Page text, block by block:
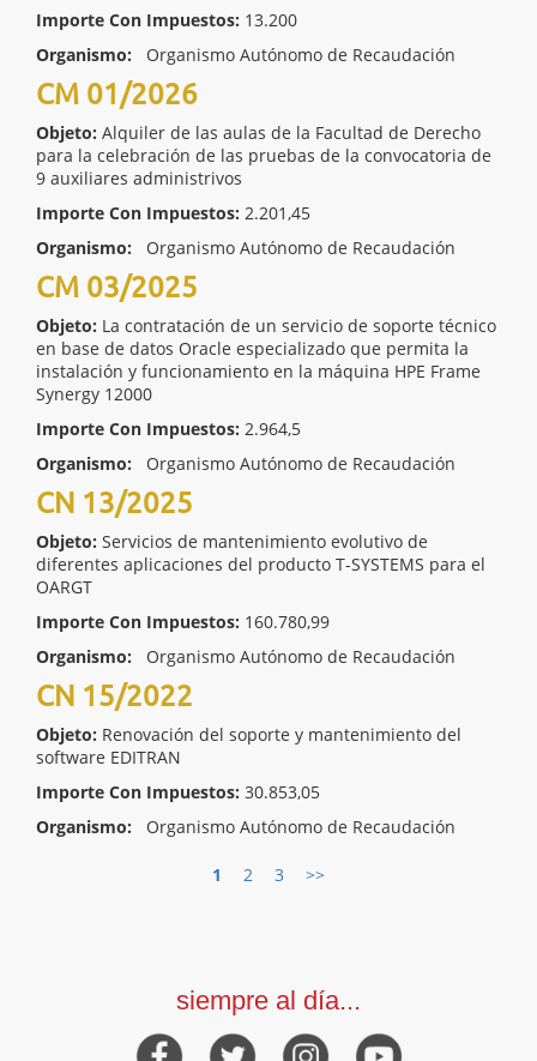
Importe Con Impuestos: 13.200
Organismo:
Organismo Autónomo de Recaudación
CM 01/2026
Objeto: Alquiler de las aulas de la Facultad de Derecho
para la celebración de las pruebas de la convocatoria de
9 auxiliares administrivos
Importe Con Impuestos: 2.201,45
Organismo:
Organismo Autónomo de Recaudación
CM 03/2025
Objeto: La contratación de un servicio de soporte técnico
en base de datos Oracle especializado que permita la
instalación y funcionamiento en la máquina HPE Frame
Synergy 12000
Importe Con Impuestos: 2.964,5
Organismo:
Organismo Autónomo de Recaudación
CN 13/2025
Objeto: Servicios de mantenimiento evolutivo de
diferentes aplicaciones del producto T-SYSTEMS para el
OARGT
Importe Con Impuestos: 160.780,99
Organismo:
Organismo Autónomo de Recaudación
CN 15/2022
Objeto: Renovación del soporte y mantenimiento del
software EDITRAN
Importe Con Impuestos: 30.853,05
Organismo:
Organismo Autónomo de Recaudación
1 2 3 >>
siempre al día...